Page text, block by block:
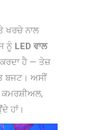
ਖਰਚੇ ਨਾਲ
ਨੂੰ LED ਵਾਲ
ਹੈ — ਤੇਜ਼
ਬਜਟ। ਅਸੀਂ
ਕਮਰਸ਼ੀਅਲ,
ਹਾਂ।